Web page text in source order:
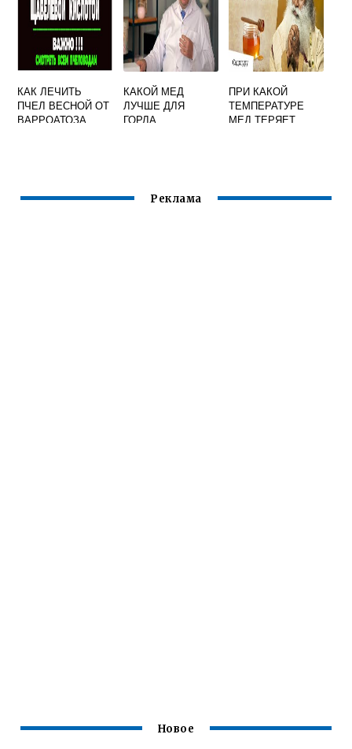
КАК ЛЕЧИТЬ
ПЧЕЛ ВЕСНОЙ ОТ
ВАРРОАТОЗА
КАКОЙ МЕД
ЛУЧШЕ ДЛЯ
ГОРЛА
ПРИ КАКОЙ
ТЕМПЕРАТУРЕ
МЕД ТЕРЯЕТ
Реклама
Новое